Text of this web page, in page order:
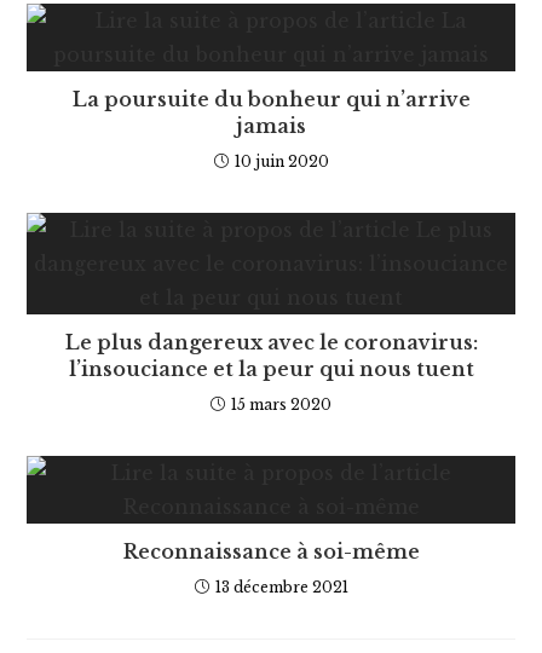
La poursuite du bonheur qui n’arrive
jamais
10 juin 2020
Le plus dangereux avec le coronavirus:
l’insouciance et la peur qui nous tuent
15 mars 2020
Reconnaissance à soi-même
13 décembre 2021